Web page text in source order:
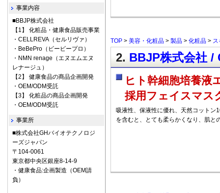
TOP > 美容・化粧品 > 製品 > 化粧品 > ス
2. BBJP株式会社
ヒト幹細胞培養
採用フェイスマス
吸液性、保液性に優れ、天然コットン
を含むと、とても柔らかくなり、肌と
事業内容
■BBJP株式会社
【1】 化粧品・健康食品販売事業
・CELLREVA（セルリヴァ）
・BeBePro（ビービープロ）
・NMN renage（エヌエムエヌ
レナージュ）
【2】 健康食品の商品企画開発
・OEM/ODM受託
【3】 化粧品の商品企画開発
・OEM/ODM受託
事業所
■株式会社GHバイオテクノロジ
ーズジャパン
〒104-0061
東京都中央区銀座8-14-9
・健康食品:企画製造（OEM請
負）